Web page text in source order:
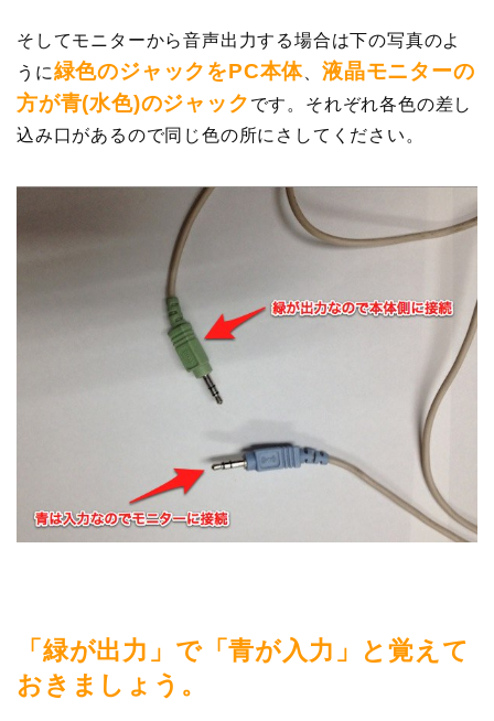
そしてモニターから音声出力する場合は下の写真のよ
うに緑色のジャックをPC本体 、液晶モニターの
方が青(水色)のジャック です。それぞれ各色の差し
込み口があるので同じ色の所にさしてください。
「緑が出力」で「青が入力」と覚えて
おきましょう。